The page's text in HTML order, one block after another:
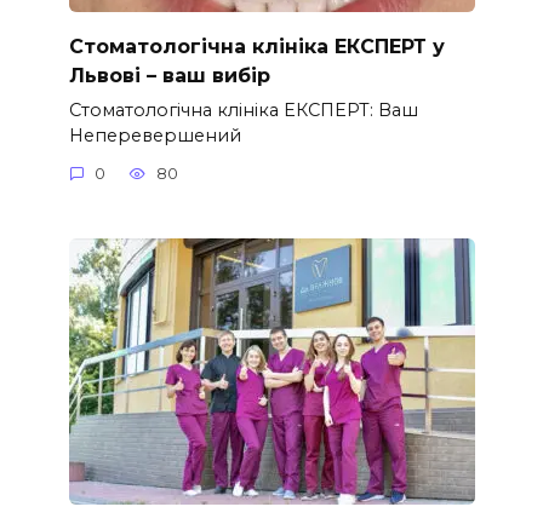
Стоматологічна клініка ЕКСПЕРТ у
Львові – ваш вибір
Стоматологічна клініка ЕКСПЕРТ: Ваш
Неперевершений
0 80